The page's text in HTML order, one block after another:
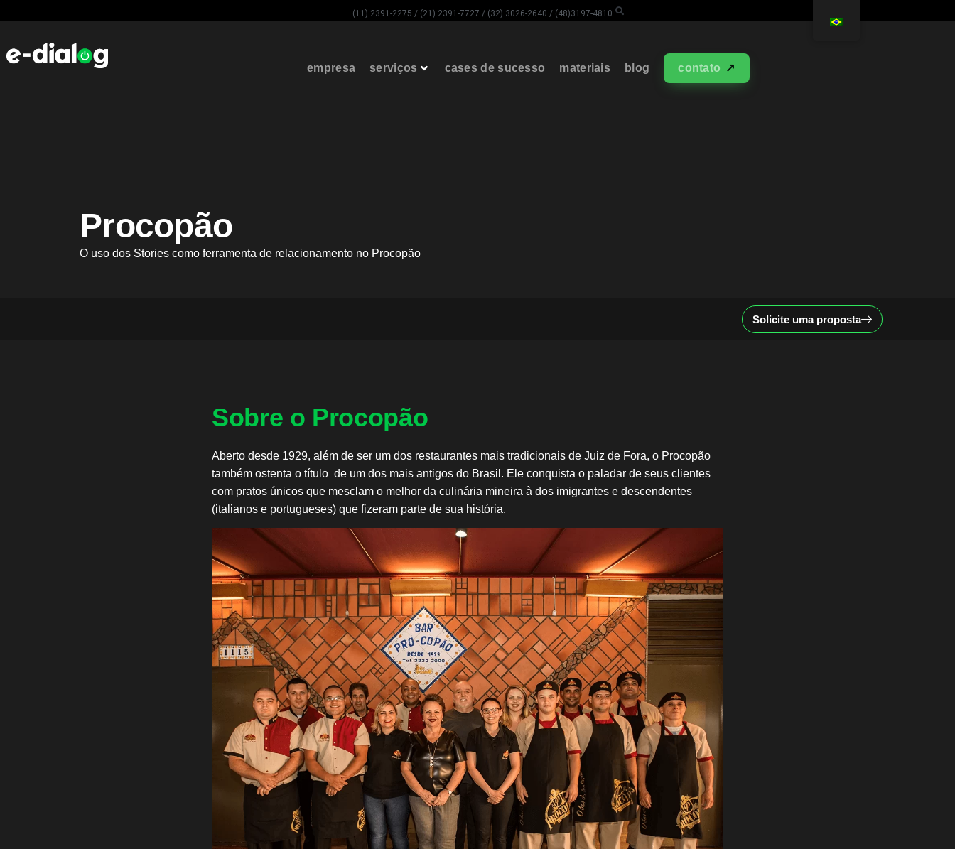
(11) 2391-2275 / (21) 2391-7727 / (32) 3026-2640 / (48)3197-4810
empresa serviços cases de sucesso materiais blog contato
Procopão
O uso dos Stories como ferramenta de relacionamento no Procopão
Solicite uma proposta
Sobre o Procopão
Aberto desde 1929, além de ser um dos restaurantes mais tradicionais de Juiz de Fora, o Procopão
também ostenta o título de um dos mais antigos do Brasil. Ele conquista o paladar de seus clientes
com pratos únicos que mesclam o melhor da culinária mineira à dos imigrantes e descendentes
(italianos e portugueses) que fizeram parte de sua história.